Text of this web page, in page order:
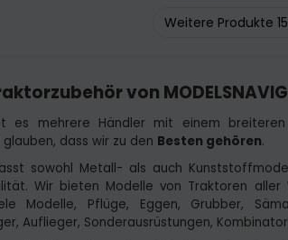
Weitere Produkte
von
es mehrere Händler mit einem
glauben, dass wir zu den Besten gehören.
sowohl Metall- als auch
Wir bieten Modelle von Traktoren
Modelle, Pflüge, Eggen, Grubber,
Auflieger, Sonderausrüstungen,